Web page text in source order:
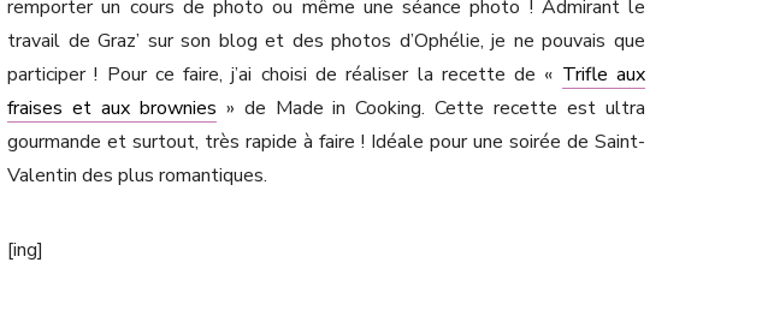
remporter un cours de photo ou même une séance photo ! Admirant le
travail de Graz’ sur son blog et des photos d’Ophélie, je ne pouvais que
participer ! Pour ce faire, j’ai choisi de réaliser la recette de « Trifle aux
fraises et aux brownies » de Made in Cooking. Cette recette est ultra
gourmande et surtout, très rapide à faire ! Idéale pour une soirée de Saint-
Valentin des plus romantiques.
[ing]